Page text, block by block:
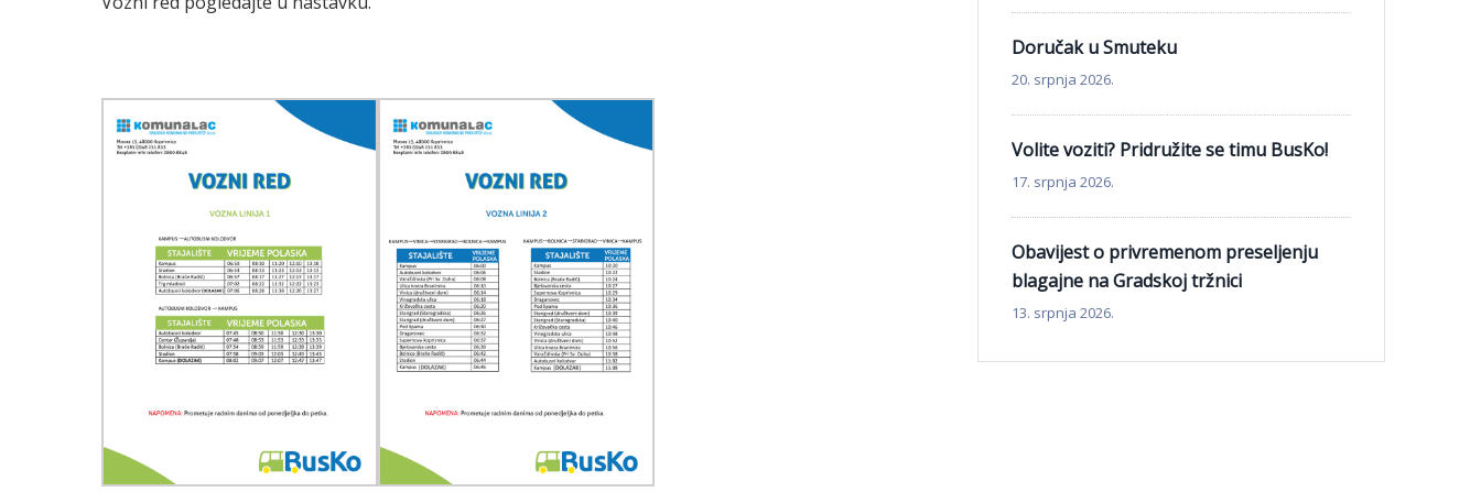
Doručak u Smuteku
20. srpnja 2026.
Volite voziti? Pridružite se timu BusKo!
17. srpnja 2026.
Obavijest o privremenom preseljenju
blagajne na Gradskoj tržnici
13. srpnja 2026.